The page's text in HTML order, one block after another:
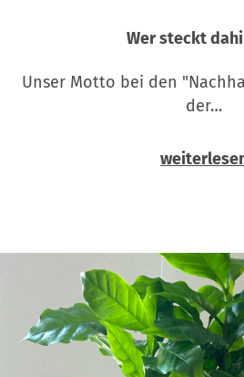
Wer steckt
Unser Motto bei den
der…